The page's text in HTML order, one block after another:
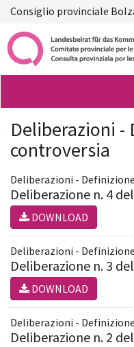
Consiglio provinciale
Deliberazioni -
controversia
Deliberazioni -
Deliberazione n. 4
DOWNLOAD
Deliberazioni -
Deliberazione n. 3
DOWNLOAD
Deliberazioni -
Deliberazione n. 2